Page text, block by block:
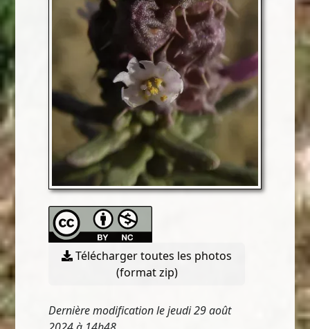
Télécharger toutes les photos
(format zip)
Dernière modification le jeudi 29 août